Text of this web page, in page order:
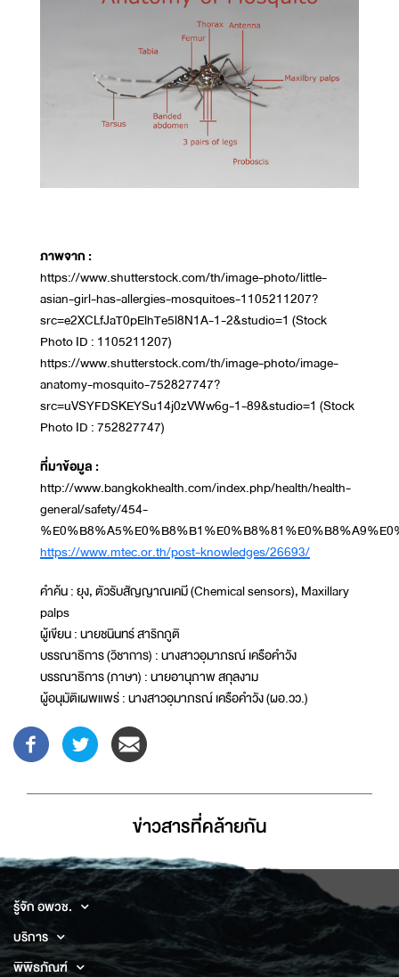
ภาพจาก :
https://www.shutterstock.com/th/image-photo/little-
asian-girl-has-allergies-mosquitoes-1105211207?
src=e2XCLfJaT0pElhTe5l8N1A-1-2&studio=1 (Stock
Photo ID : 1105211207)
https://www.shutterstock.com/th/image-photo/image-
anatomy-mosquito-752827747?
src=uVSYFDSKEYSu14j0zVWw6g-1-89&studio=1 (Stock
Photo ID : 752827747)
ที่มาข้อมูล :
http://www.bangkokhealth.com/index.php/health/health-
general/safety/454-
https://www.mtec.or.th/post-knowledges/26693/
คำค้น : ยุง, ตัวรับสัญญาณเคมี (Chemical sensors), Maxillary
palps
ผู้เขียน : นายชนินทร์ สาริกภูติ
บรรณาธิการ (วิชาการ) : นางสาวอุมาภรณ์ เครือคำวัง
บรรณาธิการ (ภาษา) : นายอานุภาพ สกุลงาม
ผู้อนุมัติเผพแพร่ : นางสาวอุมาภรณ์ เครือคำวัง (ผอ.วว.)
ข่าวสารที่่คล้ายกัน
รู้จัก อพวช.
บริการ
พิพิธภัณฑ์